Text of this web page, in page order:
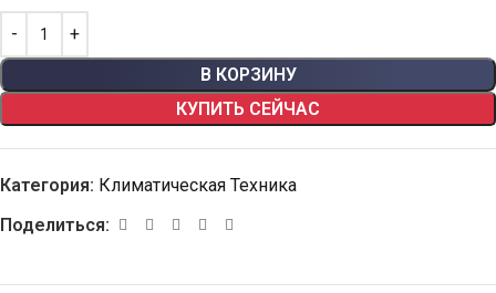
В КОРЗИНУ
КУПИТЬ СЕЙЧАС
Категория: Климатическая Техника
Поделиться: